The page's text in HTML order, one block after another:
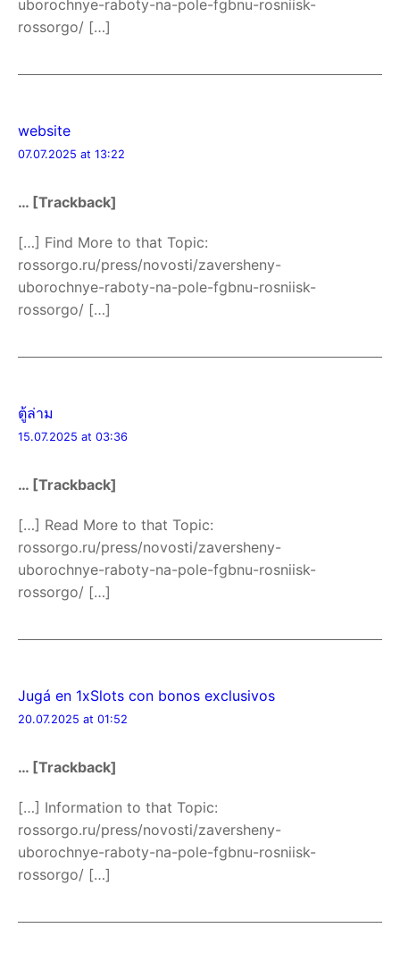
uborochnye-raboty-na-pole-fgbnu-rosniisk-
rossorgo/ […]
website
07.07.2025 at 13:22
… [Trackback]
[…] Find More to that Topic:
rossorgo.ru/press/novosti/zaversheny-
uborochnye-raboty-na-pole-fgbnu-rosniisk-
rossorgo/ […]
ตู้ล่าม
15.07.2025 at 03:36
… [Trackback]
[…] Read More to that Topic:
rossorgo.ru/press/novosti/zaversheny-
uborochnye-raboty-na-pole-fgbnu-rosniisk-
rossorgo/ […]
Jugá en 1xSlots con bonos exclusivos
20.07.2025 at 01:52
… [Trackback]
[…] Information to that Topic:
rossorgo.ru/press/novosti/zaversheny-
uborochnye-raboty-na-pole-fgbnu-rosniisk-
rossorgo/ […]